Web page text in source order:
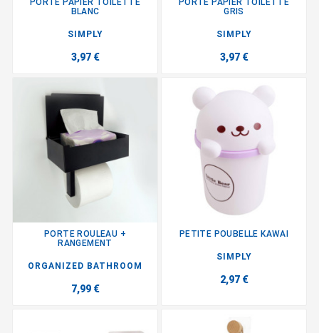
BLANC
SIMPLY
3,97 €
GRIS
SIMPLY
3,97 €
PORTE ROULEAU +
RANGEMENT
ORGANIZED BATHROOM
7,99 €
PETITE POUBELLE KAWAI
SIMPLY
2,97 €